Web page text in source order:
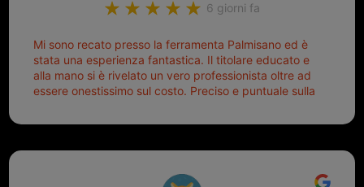
6 giorni fa
Mi sono recato presso la ferramenta Palmisano ed è
stata una esperienza fantastica. Il titolare educato e
alla mano si è rivelato un vero professionista oltre ad
essere onestissimo sul costo. Preciso e puntuale sulla